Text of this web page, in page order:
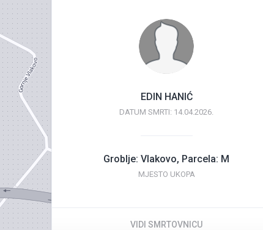
EDIN HANIĆ
DATUM SMRTI: 14.04.2026.
Groblje: Vlakovo, Parcela: M
MJESTO UKOPA
VIDI SMRTOVNICU